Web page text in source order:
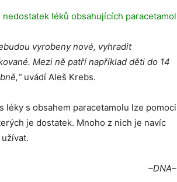
nedostatek léků obsahujících paracetamol
vyrobeny nové, vyhradit
Mezi ně patří například děti do 14
uvádí Aleš Krebs.
léky s obsahem paracetamolu lze pomoci
je dostatek. Mnoho z nich je navíc
–DNA–